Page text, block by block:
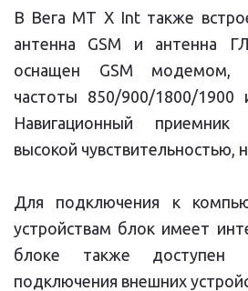
В Вега МТ X Int также
антенна GSM и антенна
оснащен GSM модемом,
частоты 850/900/1800/1900
Навигационный
высокой чувствительностью,
Для подключения к
устройствам блок имеет
блоке также доступен
подключения внешних